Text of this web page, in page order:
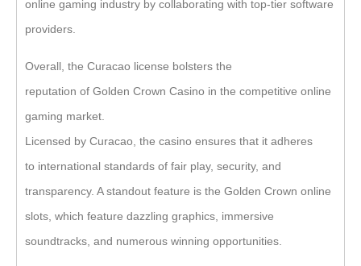
online gaming industry by collaborating with top-tier software
providers.
Overall, the Curacao license bolsters the
reputation of Golden Crown Casino in the competitive online
gaming market.
Licensed by Curacao, the casino ensures that it adheres
to international standards of fair play, security, and
transparency. A standout feature is the Golden Crown online
slots, which feature dazzling graphics, immersive
soundtracks, and numerous winning opportunities.